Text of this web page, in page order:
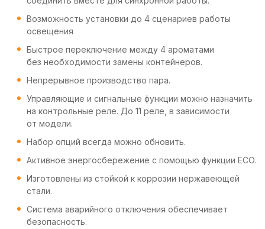
Возможность установки до 4 сценариев работы
освещения
Быстрое переключение между 4 ароматами
без необходимости замены контейнеров.
Непрерывное производство пара.
Управляющие и сигнальные функции можно назначить
на контрольные реле. До 11 реле, в зависимости
от модели.
Набор опций всегда можно обновить.
Активное энергосбережение с помощью функции ECO.
Изготовлены из стойкой к коррозии нержавеющей
стали.
Система аварийного отключения обеспечивает
безопасность.